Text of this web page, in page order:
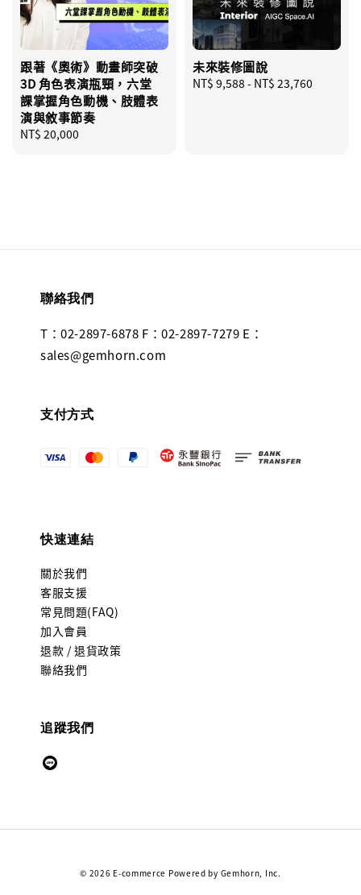
跟著《奧術》動畫師突破
3D 角色表演瓶頸，六堂
課掌握角色動機、肢體表
演與敘事節奏
Regular
NT$ 20,000
未來裝修圖說
Regular
NT$ 9,588 - NT$ 23,760
聯絡我們
T：02-2897-6878 F：02-2897-7279 E：
sales@gemhorn.com
支付方式
快速連結
關於我們
客服支援
常見問題(FAQ)
加入會員
退款 / 退貨政策
聯絡我們
追蹤我們
© 2026 E-commerce Powered by Gemhorn, Inc.